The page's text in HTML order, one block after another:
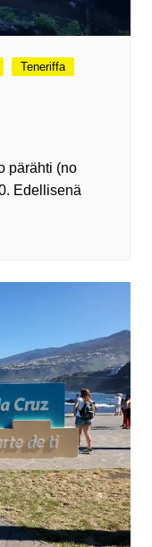
Teneriffa
pärähti (no
Edellisenä